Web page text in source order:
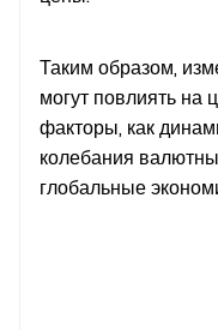
Таким образом,
могут повлиять на
факторы, как
колебания
глобальные